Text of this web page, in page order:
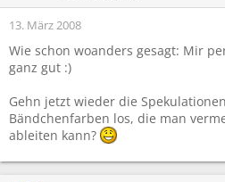
13. März 2008
Wie schon woanders gesagt: Mir
ganz gut :)
Gehn jetzt wieder die
Bändchenfarben los, die man
ableiten kann?